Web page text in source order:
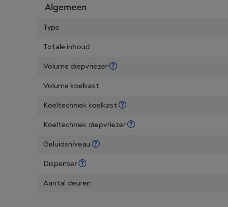
Algemeen
Type
Totale inhoud
Volume diepvriezer
Volume koelkast
Koeltechniek koelkast
Koeltechniek diepvriezer
Geluidsniveau
Dispenser
Aantal deuren